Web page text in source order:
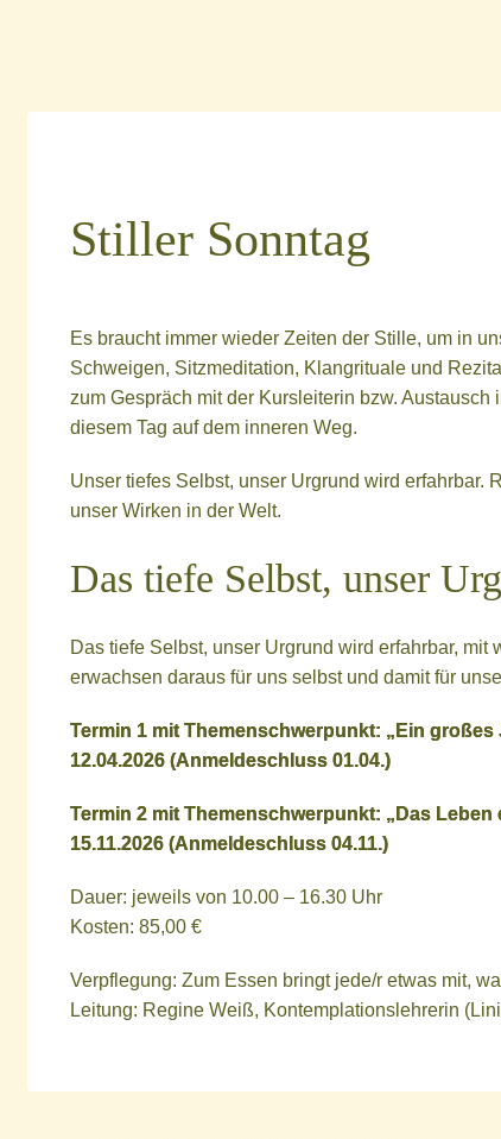
Stiller Sonntag
Es braucht immer wieder Zeiten der Stille, um in
Schweigen, Sitzmeditation, Klangrituale und
zum Gespräch mit der Kursleiterin bzw.
diesem Tag auf dem inneren Weg.
Unser tiefes Selbst, unser Urgrund wird erfahrbar.
unser Wirken in der Welt.
Das tiefe Selbst, unser
Das tiefe Selbst, unser Urgrund wird erfahrbar,
erwachsen daraus für uns selbst und damit für
Termin 1 mit Themenschwerpunkt: „Ein großes
12.04.2026 (Anmeldeschluss 01.04.)
Termin 2 mit Themenschwerpunkt: „Das Leben
15.11.2026 (Anmeldeschluss 04.11.)
Dauer: jeweils von 10.00 – 16.30 Uhr
Kosten: 85,00 €
Verpflegung: Zum Essen bringt jede/r etwas mit,
Leitung: Regine Weiß, Kontemplationslehrerin